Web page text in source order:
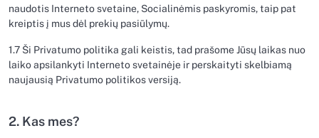
naudotis Interneto svetaine, Socialinėmis paskyromis, taip pat
kreiptis į mus dėl prekių pasiūlymų.
1.7 Ši Privatumo politika gali keistis, tad prašome Jūsų laikas nuo
laiko apsilankyti Interneto svetainėje ir perskaityti skelbiamą
naujausią Privatumo politikos versiją.
2. Kas mes?